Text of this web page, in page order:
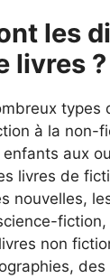
les
livres ?
types
à la non-
aux
livres de
nouvelles,
non